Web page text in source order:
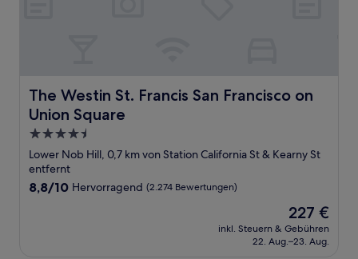
The Westin St. Francis San Francisco on
Union Square
The Westin St. Francis San Francisco on Union Square
4.5-
Sterne-
Unterkunft
Lower Nob Hill, 0,7 km von Station California St & Kearny St
entfernt
8.8
8,8/10 Hervorragend (2.274 Bewertungen)
Der
Preis
beträgt
227 €
inkl. Steuern & Gebühren
22. Aug.–23. Aug.